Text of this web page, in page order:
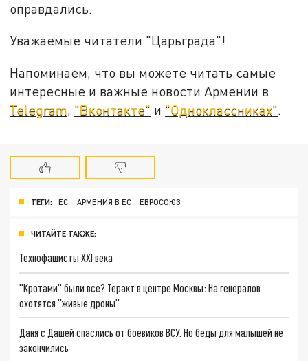
оправдались.
Уважаемые читатели "Царьграда"!
Напоминаем, что вы можете читать самые
интересные и важные новости Армении в
Telegram "Вконтакте" и "Одноклассниках"
ТЕГИ: ЕС АРМЕНИЯ В ЕС ЕВРОСОЮЗ
ЧИТАЙТЕ ТАКЖЕ:
Технофашисты XXI века
"Кротами" были все? Теракт в центре Москвы: На генералов
охотятся "живые дроны"
Даня с Дашей спаслись от боевиков ВСУ. Но беды для малышей не
закончились